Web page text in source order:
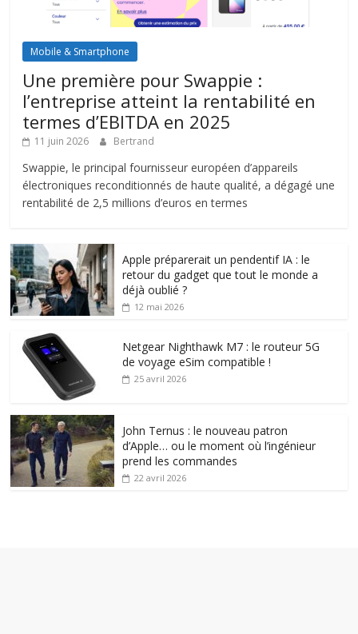
Mobile & Smartphone
Une première pour Swappie :
l’entreprise atteint la rentabilité en
termes d’EBITDA en 2025
11 juin 2026 Bertrand
Swappie, le principal fournisseur européen d’appareils
électroniques reconditionnés de haute qualité, a dégagé une
rentabilité de 2,5 millions d’euros en termes
Apple préparerait un pendentif IA : le
retour du gadget que tout le monde a
déjà oublié ?
12 mai 2026
Netgear Nighthawk M7 : le routeur 5G
de voyage eSim compatible !
25 avril 2026
John Ternus : le nouveau patron
d’Apple… ou le moment où l’ingénieur
prend les commandes
22 avril 2026